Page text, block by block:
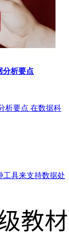
分析要点
析要点 在数据科
工具来支持数据处